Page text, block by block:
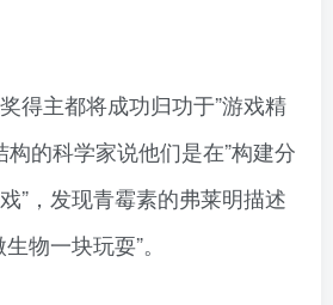
得主都将成功归功于”游戏精
的科学家说他们是在”构建分
”，发现青霉素的弗莱明描述
物一块玩耍”。